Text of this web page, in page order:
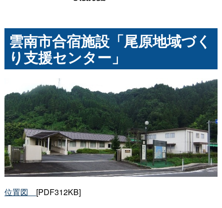
雲南市合宿施設「尾原地域づく
り支援センター」
位置図 [PDF312KB]